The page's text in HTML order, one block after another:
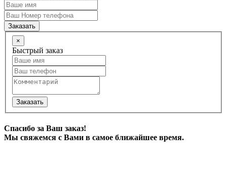
Заказать
×
Быстрый заказ
Заказать
Спасибо за Ваш заказ!
Мы свяжемся с Вами в самое ближайшее время.